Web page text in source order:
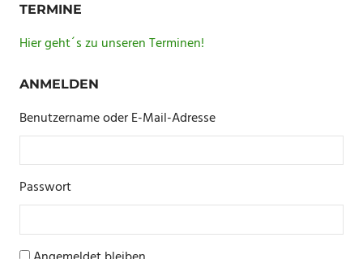
TERMINE
Hier geht´s zu unseren Terminen!
ANMELDEN
Benutzername oder E-Mail-Adresse
Passwort